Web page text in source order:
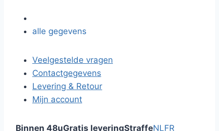
alle gegevens
Veelgestelde vragen
Contactgegevens
Levering & Retour
Mijn account
Binnen 48uGratis leveringStraffeNLFR